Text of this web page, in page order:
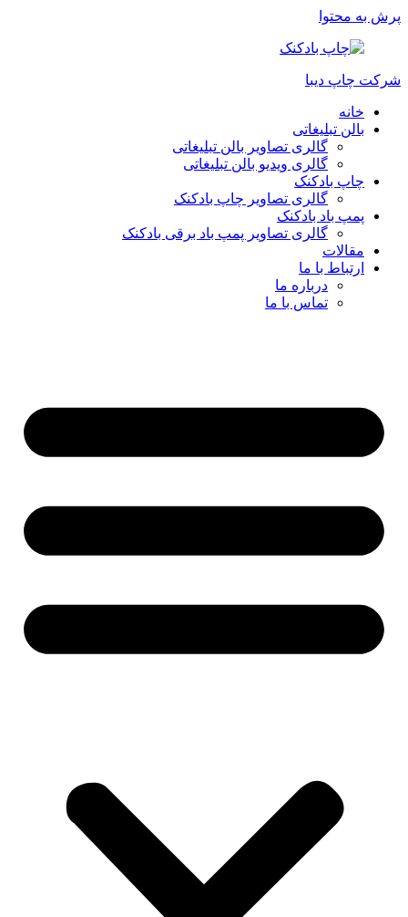
پرش به محتوا
شرکت چاپ دیبا
خانه
بالن تبلیغاتی
گالری تصاویر بالن تبلیغاتی
گالری ویدیو بالن تبلیغاتی
چاپ بادکنک
گالری تصاویر چاپ بادکنک
پمپ باد بادکنک
گالری تصاویر پمپ باد برقی بادکنک
مقالات
ارتباط با ما
درباره ما
تماس با ما